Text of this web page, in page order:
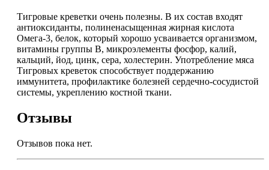
Тигровые креветки очень полезны. В их состав входят
антиоксиданты, полиненасыщенная жирная кислота
Омега-3, белок, который хорошо усваивается организмом,
витамины группы В, микроэлементы фосфор, калий,
кальций, йод, цинк, сера, холестерин. Употребление мяса
Тигровых креветок способствует поддержанию
иммунитета, профилактике болезней сердечно-сосудистой
системы, укреплению костной ткани.
Отзывы
Отзывов пока нет.